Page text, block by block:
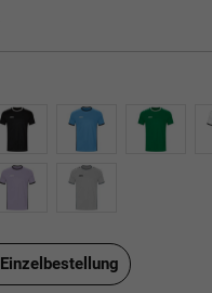
Einzelbestellung